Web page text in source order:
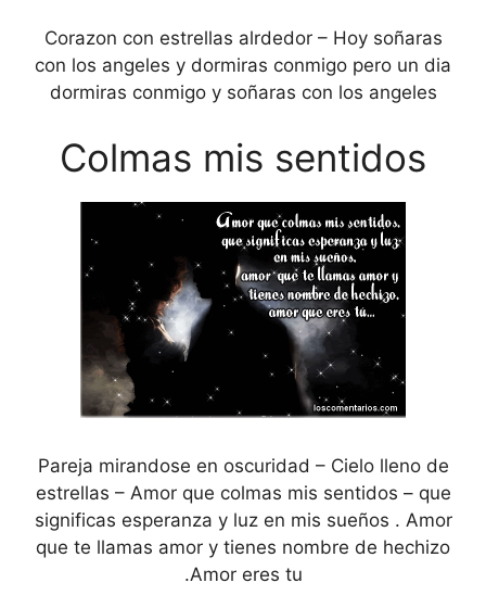
Corazon con estrellas alrdedor – Hoy soñaras
con los angeles y dormiras conmigo pero un dia
dormiras conmigo y soñaras con los angeles
Colmas mis sentidos
Pareja mirandose en oscuridad – Cielo lleno de
estrellas – Amor que colmas mis sentidos – que
significas esperanza y luz en mis sueños . Amor
que te llamas amor y tienes nombre de hechizo
.Amor eres tu